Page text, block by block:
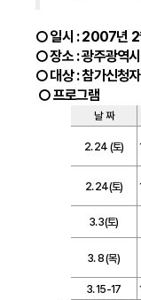
○일시 : 2007년 2
○장소:광주광역시
○대상:참가신청자
○프로그램
날 짜
2. 24 (토)
2. 24(토)
3. 3(토)
3. 8 (목)
3. 15-17